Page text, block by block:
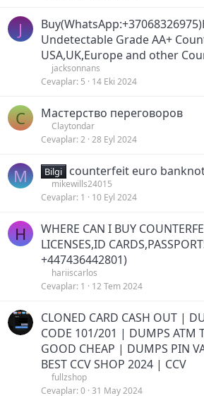
J
Undetectable Grade AA+
USA,UK,Europe and other
jacksonnans
Cevaplar 5 14 Eki 2024
C Мастерство переговоров
Claytondar
Cevaplar 2 28 Eyl 2024
M Bilgi counterfeit euro
mikewills24015
Cevaplar 1 10 Eyl 2024
H
WHERE CAN I BUY
LICENSES,ID
+447436442801)
hariiscarlos
Cevaplar 1 12 Tem 2024
CLONED CARD CASH OUT |
CODE 101/201 | DUMPS ATM
GOOD CHEAP | DUMPS PIN
BEST CCV SHOP 2024 | CCV
fullzshop
Cevaplar 0 31 May 2024